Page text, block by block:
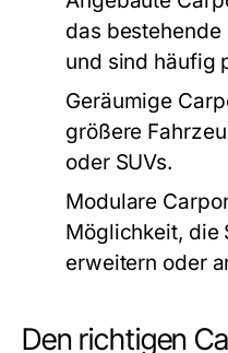
das
und sind häufig
Geräumige
größere
oder SUVs.
Modulare
Möglichkeit, die
erweitern oder
Den richtigen